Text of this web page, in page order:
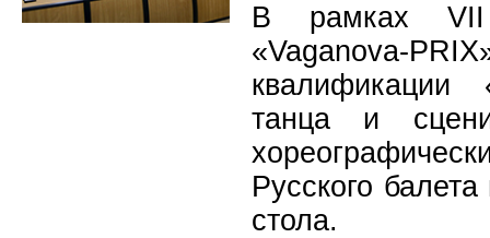
В рамках VII
«Vaganova-
квалификации
танца и
Русского
стола.